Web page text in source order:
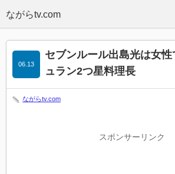
セブンルール出島光は女
ュラン2つ星料理長
06.13
ながらtv.com
スポンサーリンク